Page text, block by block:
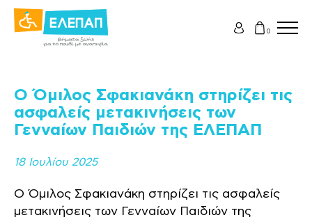
0
Ο Όμιλος Σφακιανάκη στηρίζει τις
ασφαλείς μετακινήσεις των
Γενναίων Παιδιών της ΕΛΕΠΑΠ
18 Ιουλίου 2025
Ο Όμιλος Σφακιανάκη στηρίζει τις ασφαλείς
μετακινήσεις των Γενναίων Παιδιών της